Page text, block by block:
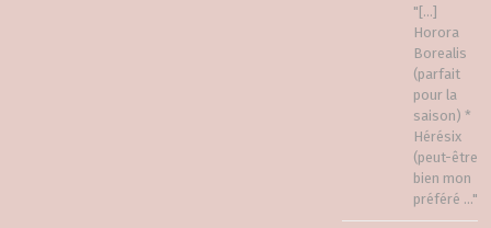
"[…]
Horora
Borealis
(parfait
pour la
saison) *
Hérésix
(peut-être
bien mon
préféré ..."